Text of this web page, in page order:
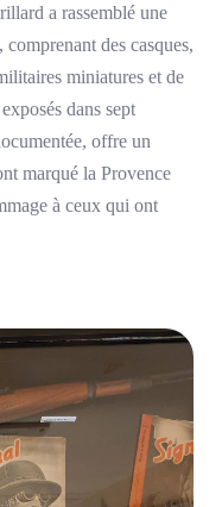
a rassemblé une
des casques,
miniatures et de
dans sept
offre un
marqué la Provence
à ceux qui ont